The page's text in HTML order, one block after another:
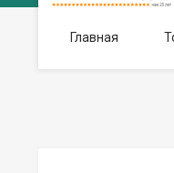
Главная